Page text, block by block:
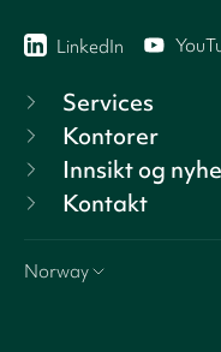
LinkedIn
Services
Kontorer
Innsikt og
Kontakt
Norway